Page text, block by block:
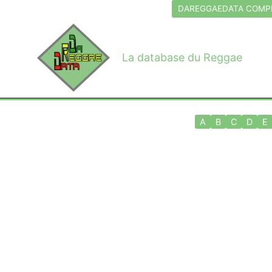
DAREGGAEDATA
La database du Reggae
A B C D E